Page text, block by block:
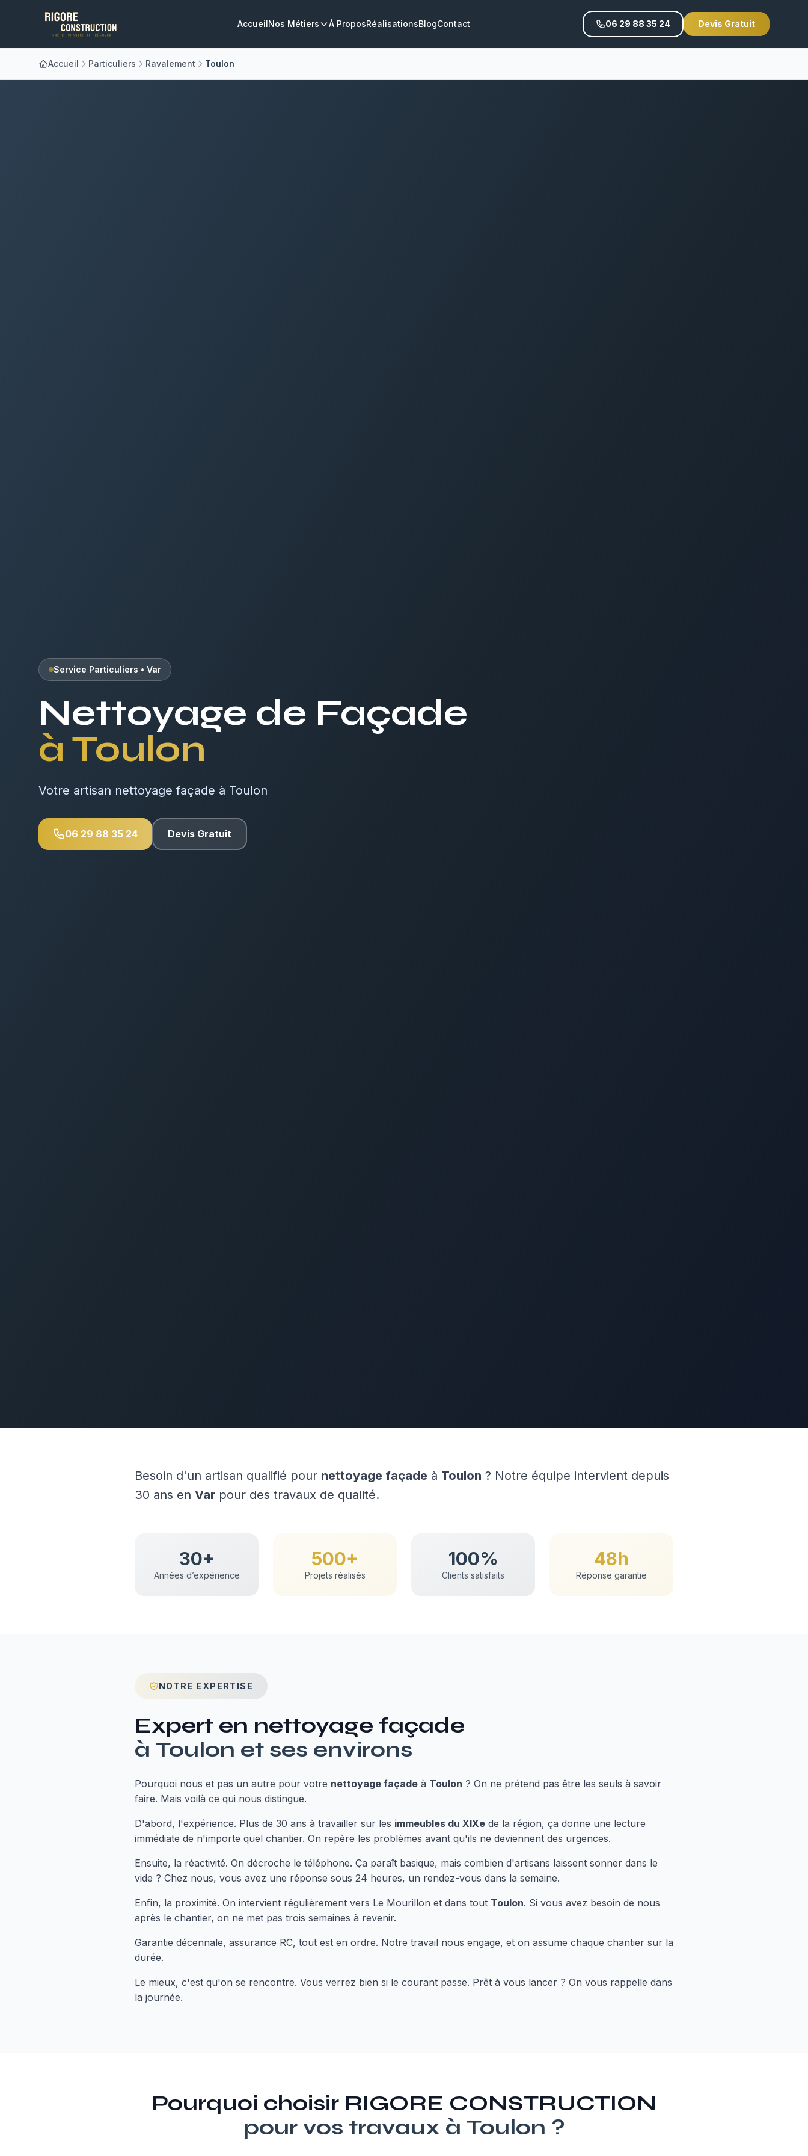
AccueilNos Métiers À ProposRéalisationsBlogContact 06 29 88 35 24 Devis Gratuit
Accueil Particuliers Ravalement Toulon
Service Particuliers • Var
Nettoyage de Façade
à Toulon
Votre artisan nettoyage façade à Toulon
06 29 88 35 24 Devis Gratuit
Besoin d'un artisan qualifié pour nettoyage façade à Toulon ? Notre équipe intervient depuis
30 ans en Var pour des travaux de qualité.
30+
Années d’expérience
500+
Projets réalisés
100%
Clients satisfaits
48h
Réponse garantie
NOTRE EXPERTISE
Expert en nettoyage façade
à Toulon et ses environs
Pourquoi nous et pas un autre pour votre nettoyage façade à Toulon ? On ne prétend pas être les seuls à savoir
faire. Mais voilà ce qui nous distingue.
D'abord, l'expérience. Plus de 30 ans à travailler sur les immeubles du XIXe de la région, ça donne une lecture
immédiate de n'importe quel chantier. On repère les problèmes avant qu'ils ne deviennent des urgences.
Ensuite, la réactivité. On décroche le téléphone. Ça paraît basique, mais combien d'artisans laissent sonner dans le
vide ? Chez nous, vous avez une réponse sous 24 heures, un rendez-vous dans la semaine.
Enfin, la proximité. On intervient régulièrement vers Le Mourillon et dans tout Toulon. Si vous avez besoin de nous
après le chantier, on ne met pas trois semaines à revenir.
Garantie décennale, assurance RC, tout est en ordre. Notre travail nous engage, et on assume chaque chantier sur la
durée.
Le mieux, c'est qu'on se rencontre. Vous verrez bien si le courant passe. Prêt à vous lancer ? On vous rappelle dans
la journée.
Pourquoi choisir RIGORE CONSTRUCTION
pour vos travaux à Toulon ?